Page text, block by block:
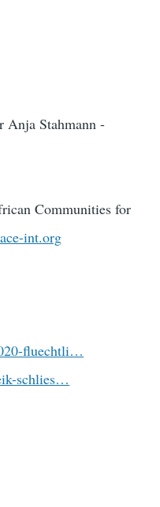
Anja Stahmann -
Communities for
int.org
fluechtli…
schlies…